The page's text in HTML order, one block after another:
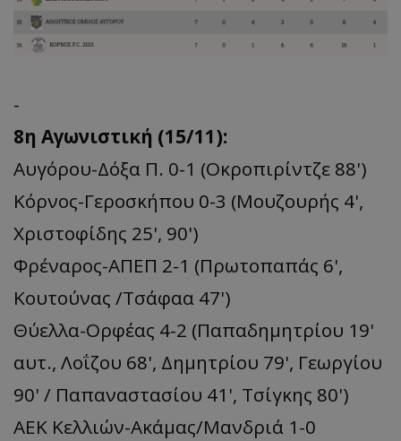
-
8η Αγωνιστική (15/11):
Αυγόρου-Δόξα Π. 0-1 (Οκροπιρίντζε 88')
Κόρνος-Γεροσκήπου 0-3 (Μουζουρής 4',
Χριστοφίδης 25', 90')
Φρέναρος-ΑΠΕΠ 2-1 (Πρωτοπαπάς 6',
Κουτούνας /Τσάφαα 47')
Θύελλα-Ορφέας 4-2 (Παπαδημητρίου 19'
αυτ., Λοΐζου 68', Δημητρίου 79', Γεωργίου
90' / Παπαναστασίου 41', Τσίγκης 80')
ΑΕΚ Κελλιών-Ακάμας/Μανδριά 1-0